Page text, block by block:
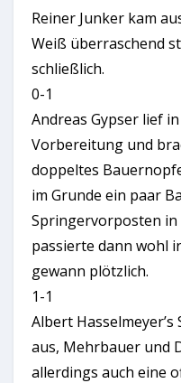
Reiner Junker kam
Weiß überraschend
schließlich.
0-1
Andreas Gypser lief
Vorbereitung und
doppeltes
im Grunde ein paar
Springervorposten in
passierte dann wohl
gewann plötzlich.
1-1
Albert
aus, Mehrbauer und
allerdings auch eine